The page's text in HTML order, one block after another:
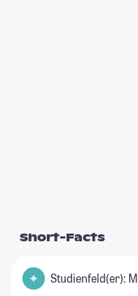
Short-Facts
Studienfeld(er):